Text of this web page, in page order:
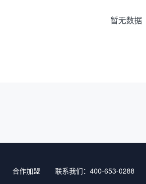
暂无数据
合作加盟 联系我们：400-653-0288